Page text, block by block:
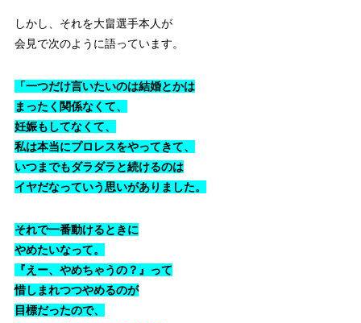
しかし、それを大畠選手本人が
会見で次のように語っています。
「一つだけ言いたいのは結婚とかは
まったく関係なくて、
妊娠もしてなくて、
私は本当にプロレスをやってきて、
いつまでもダラダラと続けるのは
イヤだなっていう思いがありました。
それで一番動けるときに
やめたいなって。
『えー、やめちゃうの？』って
惜しまれつつやめるのが
目標だったので、